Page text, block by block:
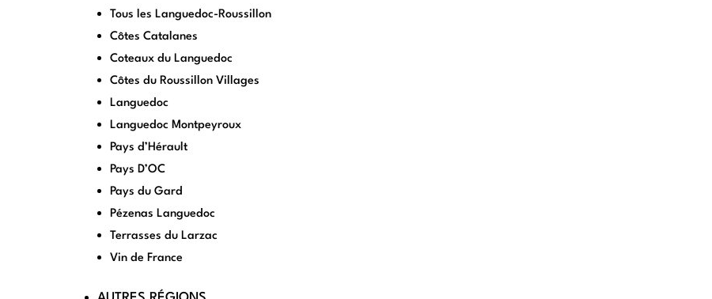
Tous les Languedoc-Roussillon
Côtes Catalanes
Coteaux du Languedoc
Côtes du Roussillon Villages
Languedoc
Languedoc Montpeyroux
Pays d’Hérault
Pays D’OC
Pays du Gard
Pézenas Languedoc
Terrasses du Larzac
Vin de France